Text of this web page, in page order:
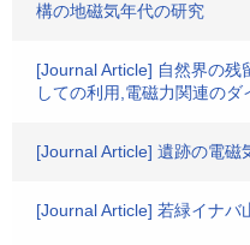
構の地磁気年代の研究
[Journal Article] 自然界の残
しての利用,電磁力関連のダ
[Journal Article] 遺跡の電磁
[Journal Article] 若緑イナバ